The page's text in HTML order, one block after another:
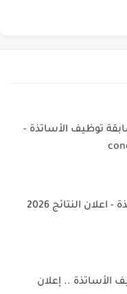
توظيف الأساتذة -
النتائج 2026
.. إعلان